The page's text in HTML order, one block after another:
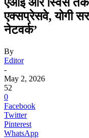
एक्सप्रेसवे, योगी
नेटवर्क’
By
Editor
-
May 2, 2026
52
0
Facebook
Twitter
Pinterest
WhatsApp